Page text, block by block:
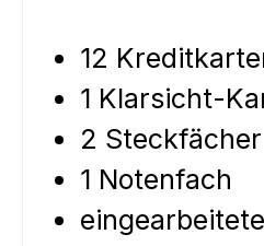
12
1 Klarsicht-
2 Steckfächer
1 Notenfach